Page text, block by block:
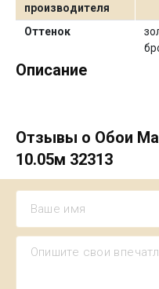
производителя
Оттенок
Описание
Отзывы о Обои
10.05м 32313